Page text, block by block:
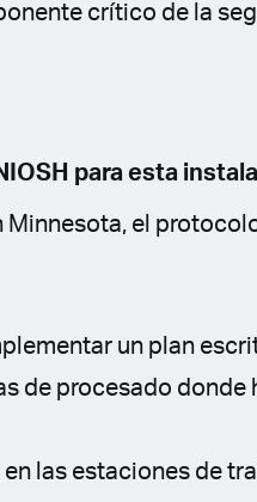
crítico de la
para esta
Minnesota, el
un plan
de procesado donde
en las estaciones de